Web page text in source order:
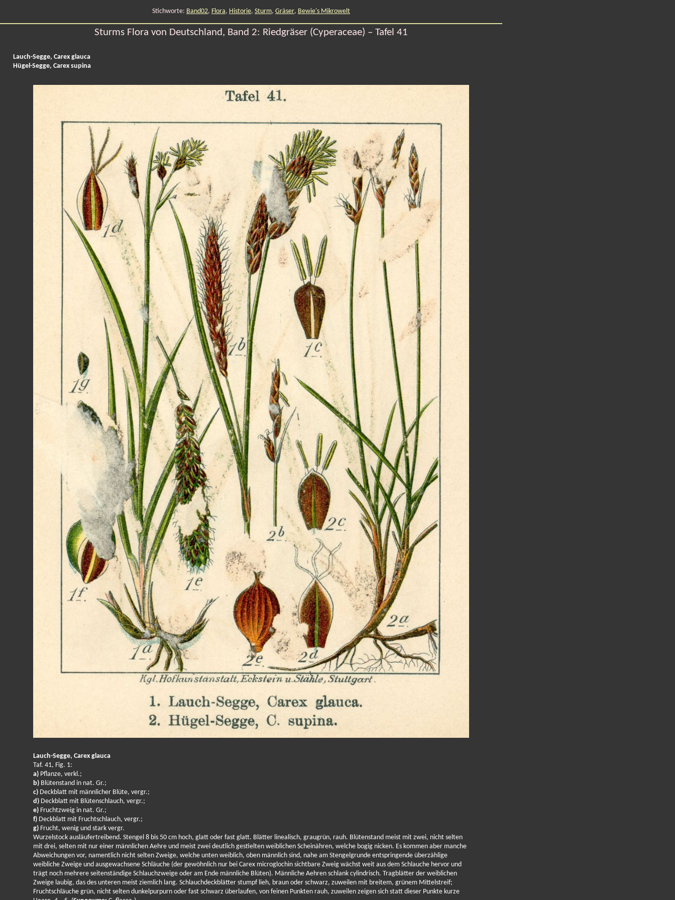
Stichworte: Band02, Flora, Historie, Sturm, Gräser, Bewie's Mikrowelt
Sturms Flora von Deutschland, Band 2: Riedgräser (Cyperaceae) – Tafel 41
Lauch-Segge, Carex glauca
Hügel-Segge, Carex supina
Lauch-Segge, Carex glauca
Taf. 41, Fig. 1:
a)Pflanze, verkl.;
b)Blütenstand in nat. Gr.;
c)Deckblatt mit männlicher Blüte, vergr.;
d)Deckblatt mit Blütenschlauch, vergr.;
e)Fruchtzweig in nat. Gr.;
f)Deckblatt mit Fruchtschlauch, vergr.;
g)Frucht, wenig und stark vergr.
Wurzelstock ausläufertreibend. Stengel 8 bis 50 cm hoch, glatt oder fast glatt. Blätter linealisch, graugrün, rauh. Blütenstand meist mit zwei, nicht selten
mit drei, selten mit nur einer männlichen Aehre und meist zwei deutlich gestielten weiblichen Scheinähren, welche bogig nicken. Es kommen aber manche
Abweichungen vor, namentlich nicht selten Zweige, welche unten weiblich, oben männlich sind, nahe am Stengelgrunde entspringende überzählige
weibliche Zweige und ausgewachsene Schläuche (der gewöhnlich nur bei Carex microglochin sichtbare Zweig wächst weit aus dem Schlauche hervor und
trägt noch mehrere seitenständige Schlauchzweige oder am Ende männliche Blüten). Männliche Aehren schlank cylindrisch. Tragblätter der weiblichen
Zweige laubig, das des unteren meist ziemlich lang. Schlauchdeckblätter stumpf lieh, braun oder schwarz, zuweilen mit breitem, grünem Mittelstreif;
Fruchtschläuche grün, nicht selten dunkelpurpurn oder fast schwarz überlaufen, von feinen Punkten rauh, zuweilen zeigen sich statt dieser Punkte kurze